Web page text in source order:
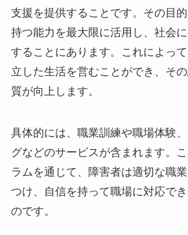
支援を提供することです。その目
持つ能力を最大限に活用し、社会
することにあります。これによっ
立した生活を営むことができ、そ
質が向上します。
具体的には、職業訓練や職場体験
グなどのサービスが含まれます。
ラムを通じて、障害者は適切な職
つけ、自信を持って職場に対応で
のです。